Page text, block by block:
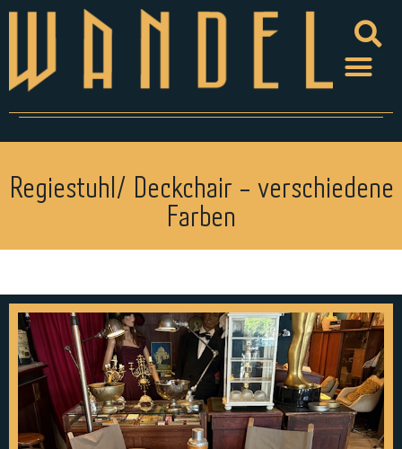
Regiestuhl/ Deckchair - verschiedene
Farben